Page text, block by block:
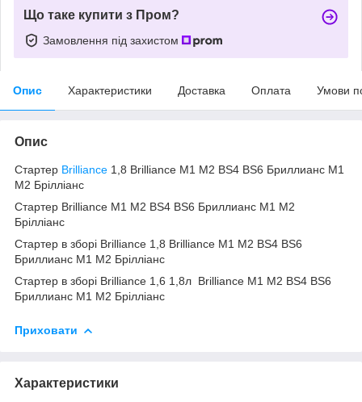
Що таке купити з Пром?
Замовлення під захистом
Опис Характеристики Доставка Оплата Умови
Опис
Стартер Brilliance 1,8 Brilliance M1 M2 BS4 BS6 Бриллианс М1
М2 Брілліанс
Стартер Brilliance M1 M2 BS4 BS6 Бриллианс М1 М2
Брілліанс
Стартер в зборі Brilliance 1,8 Brilliance M1 M2 BS4 BS6
Бриллианс М1 М2 Брілліанс
Стартер в зборі Brilliance 1,6 1,8л Brilliance M1 M2 BS4 BS6
Бриллианс М1 М2 Брілліанс
Приховати
Характеристики